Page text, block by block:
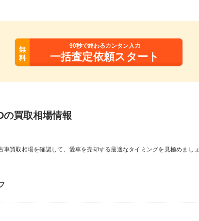
無
料
90秒で終わるカンタン入力
一括査定依頼スタート
買取相場情報
買取相場を確認して、愛車を売却する最適なタイミングを見極めましょ